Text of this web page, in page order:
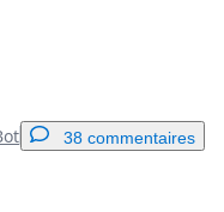
38 commentaires